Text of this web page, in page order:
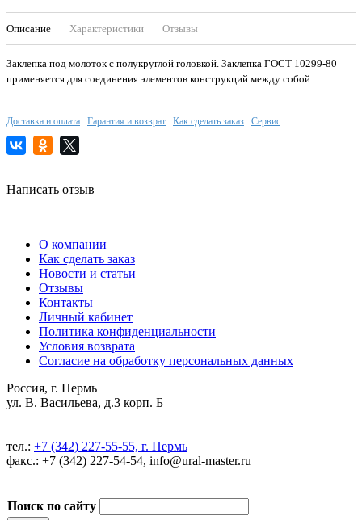
Описание Характеристики Отзывы
Заклепка под молоток с полукруглой головкой. Заклепка ГОСТ 10299-80
применяется для соединения элементов конструкций между собой.
Доставка и оплата Гарантия и возврат Как сделать заказ Сервис
Написать отзыв
О компании
Как сделать заказ
Новости и статьи
Отзывы
Контакты
Личный кабинет
Политика конфиденциальности
Условия возврата
Согласие на обработку персональных данных
Россия, г. Пермь
ул. В. Васильева, д.3 корп. Б
тел.: +7 (342) 227-55-55, г. Пермь
факс.: +7 (342) 227-54-54, info@ural-master.ru
Поиск по сайту